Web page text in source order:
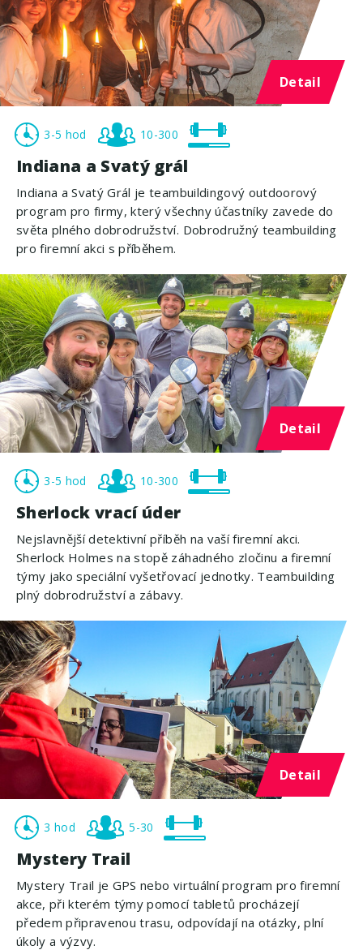
Detail
3-5 hod 10-300
Indiana a Svatý grál
Indiana a Svatý Grál je teambuildingový outdoorový
program pro firmy, který všechny účastníky zavede do
světa plného dobrodružství. Dobrodružný teambuilding
pro firemní akci s příběhem.
Detail
3-5 hod 10-300
Sherlock vrací úder
Nejslavnější detektivní příběh na vaší firemní akci.
Sherlock Holmes na stopě záhadného zločinu a firemní
týmy jako speciální vyšetřovací jednotky. Teambuilding
plný dobrodružství a zábavy.
Detail
3 hod 5-30
Mystery Trail
Mystery Trail je GPS nebo virtuální program pro firemní
akce, při kterém týmy pomocí tabletů procházejí
předem připravenou trasu, odpovídají na otázky, plní
úkoly a výzvy.